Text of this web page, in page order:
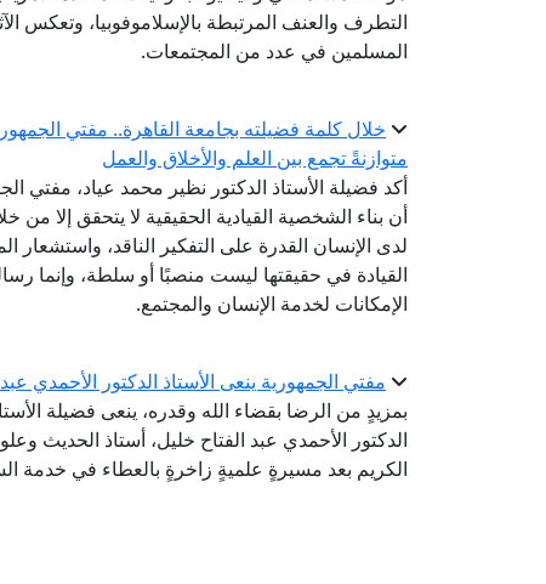
التطرف والعنف المرتبطة بالإسلاموفوبيا، وتعكس
المسلمين في عدد من المجتمعات.
خلال كلمة فضيلته بجامعة القاهرة.. مفتي
متوازنةً تجمع بين العلم والأخلاق والعمل
أكد فضيلة الأستاذ الدكتور نظير محمد عياد، مفتي
أن بناء الشخصية القيادية الحقيقية لا يتحقق إلا
لدى الإنسان القدرة على التفكير الناقد، واستشعار
القيادة في حقيقتها ليست منصبًا أو سلطة، وإنما
الإمكانات لخدمة الإنسان والمجتمع.
مفتي الجمهورية ينعى الأستاذ الدكتور الأحمدي
بمزيدٍ من الرضا بقضاء الله وقدره، ينعى فضيلة
الدكتور الأحمدي عبد الفتاح خليل، أستاذ الحديث
الكريم بعد مسيرةٍ علميةٍ زاخرةٍ بالعطاء في خدمة